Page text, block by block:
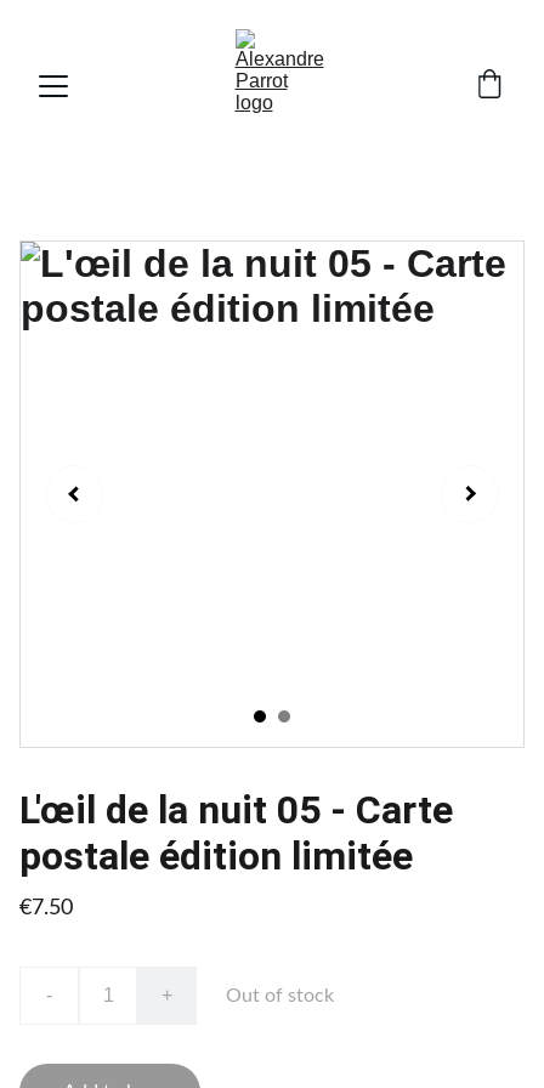
L'œil de la nuit 05 - Carte
postale édition limitée
€7.50
- + Out of stock